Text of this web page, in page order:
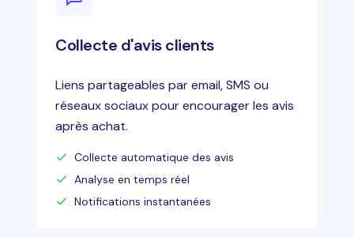
Collecte d'avis clients
Liens partageables par email, SMS ou
réseaux sociaux pour encourager les avis
après achat.
Collecte automatique des avis
Analyse en temps réel
Notifications instantanées